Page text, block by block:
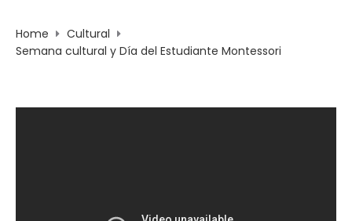
Home
Cultural
Semana cultural y Día del Estudiante Montessori